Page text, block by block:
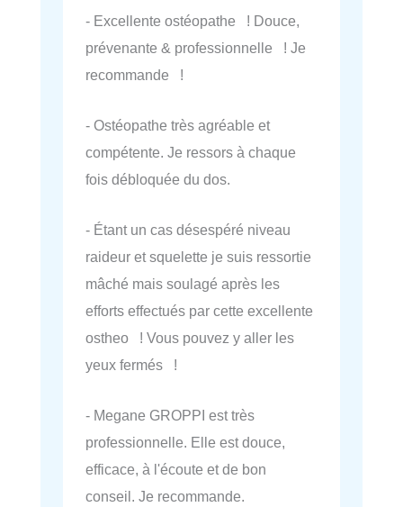
- Excellente ostéopathe ! Douce,
prévenante & professionnelle ! Je
recommande !
- Ostéopathe très agréable et
compétente. Je ressors à chaque
fois débloquée du dos.
- Étant un cas désespéré niveau
raideur et squelette je suis ressortie
mâché mais soulagé après les
efforts effectués par cette excellente
ostheo ! Vous pouvez y aller les
yeux fermés !
- Megane GROPPI est très
professionnelle. Elle est douce,
efficace, à l'écoute et de bon
conseil. Je recommande.